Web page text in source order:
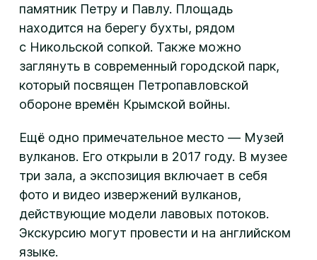
памятник Петру и Павлу. Площадь
находится на берегу бухты, рядом
с Никольской сопкой. Также можно
заглянуть в современный городской парк,
который посвящен Петропавловской
обороне времён Крымской войны.
Ещё одно примечательное место — Музей
вулканов. Его открыли в 2017 году. В музее
три зала, а экспозиция включает в себя
фото и видео извержений вулканов,
действующие модели лавовых потоков.
Экскурсию могут провести и на английском
языке.